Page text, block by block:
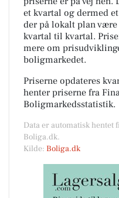
et kvartal og dermed
der på lokalt plan
kvartal til kvartal.
mere om
boligmarkedet.
Priserne opdateres
henter priserne fra
Boligmarkedsstatistik.
Data er automatisk
Boliga.dk.
Kilde: Boliga.dk